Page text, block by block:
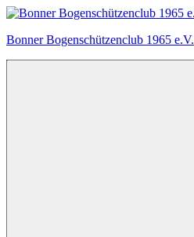
Zum
springen
Bonner Bogenschützenclub 1965 e.V.